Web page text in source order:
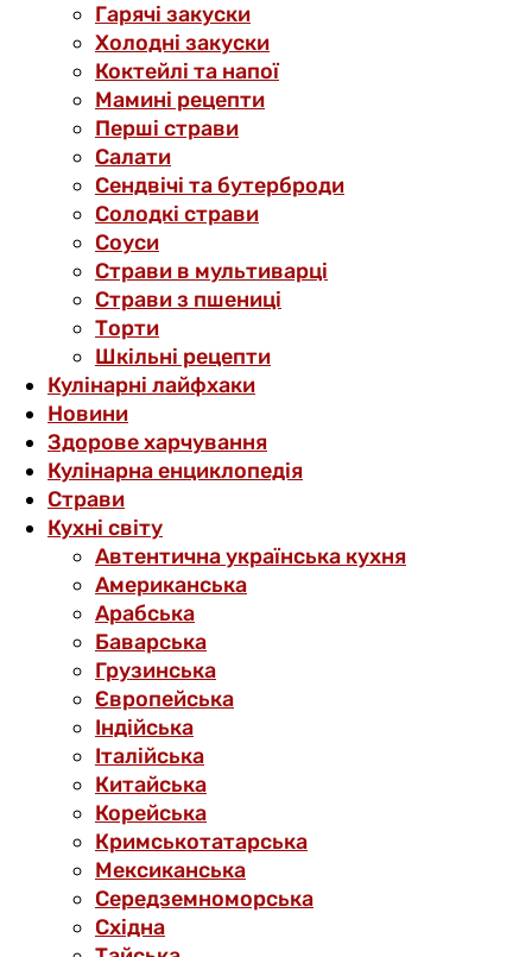
Гарячі закуски
Холодні закуски
Коктейлі та напої
Мамині рецепти
Перші страви
Салати
Сендвічі та бутерброди
Солодкі страви
Соуси
Страви в мультиварці
Страви з пшениці
Торти
Шкільні рецепти
Кулінарні лайфхаки
Новини
Здорове харчування
Кулінарна енциклопедія
Страви
Кухні світу
Автентична українська кухня
Американська
Арабська
Баварська
Грузинська
Європейська
Індійська
Італійська
Китайська
Корейська
Кримськотатарська
Мексиканська
Середземноморська
Східна